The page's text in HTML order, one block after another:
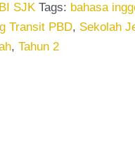
SJK Tags: bahasa
Transit PBD, Sekolah
, Tahun 2